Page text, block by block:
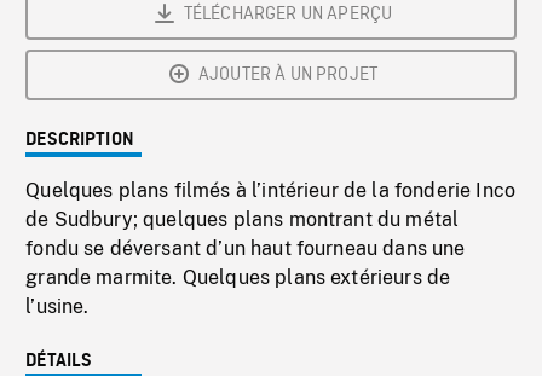
TÉLÉCHARGER UN APERÇU
AJOUTER À UN PROJET
DESCRIPTION
Quelques plans filmés à l’intérieur de la fonderie Inco
de Sudbury; quelques plans montrant du métal
fondu se déversant d’un haut fourneau dans une
grande marmite. Quelques plans extérieurs de
l’usine.
DÉTAILS